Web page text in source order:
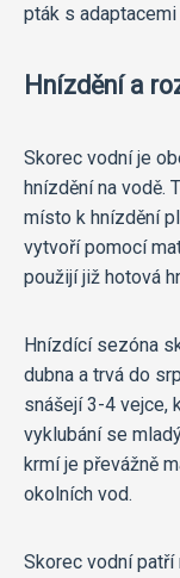
pták s
Hnízdění a
Skorec vodní je
hnízdění na vodě.
místo k hnízdění
vytvoří pomocí
použijí již hotová
Hnízdící sezóna
dubna a trvá do
snášejí 3-4 vejce,
vyklubání se
krmí je převážně
okolních vod.
Skorec vodní patří